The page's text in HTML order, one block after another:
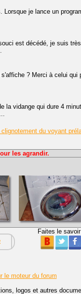
Lorsque je lance un
est décédé, je suis
? Merci à celui qui
la vidange qui dure 4
du voyant
les agrandir.
Faites le
le moteur du forum
logos et autres